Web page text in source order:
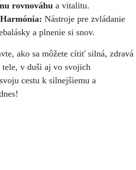
rovnováhu a vitalitu.
Nástroje pre zvládanie
a plnenie si snov.
ako sa môžete cítiť silná, zdravá
v duši aj vo svojich
cestu k silnejšiemu a